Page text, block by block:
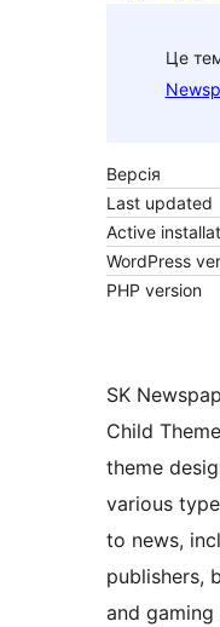
Це
Версія
Last updated
Active
WordPress
PHP version
SK
Child
theme
various
to news,
publishers,
and gaming